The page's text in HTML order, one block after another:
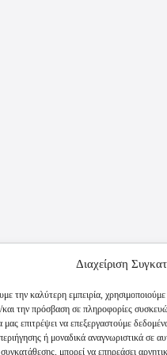
Διαχείριση
την καλύτερη εμπειρία,
την πρόσβαση σε πληροφορίες
μας επιτρέψει να επεξεργαστούμε
ή μοναδικά αναγνωριστικά σε
μπορεί να επηρεάσει